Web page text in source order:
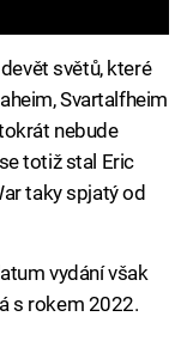
světů, které
Svartalfheim
nebude
totiž stal Eric
taky spjatý od
vydání však
s rokem 2022.